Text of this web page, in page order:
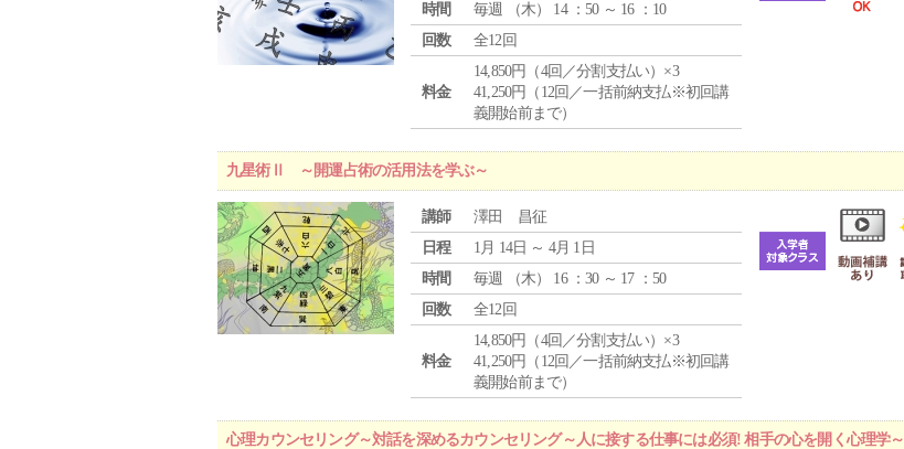
時間
毎週 （木） 14 ：50 ～ 16 ：10
回数
全12回
料金
14,850円（4回／分割支払い）×3
41,250円（12回／一括前納支払※初回講
義開始前まで）
九星術Ⅱ ～開運占術の活用法を学ぶ～
講師
澤田 昌征
日程
1月 14日 ～ 4月 1日
時間
毎週 （木） 16 ：30 ～ 17 ：50
回数
全12回
料金
14,850円（4回／分割支払い）×3
41,250円（12回／一括前納支払※初回講
義開始前まで）
心理カウンセリング～対話を深めるカウンセリング～人に接する仕事には必須! 相手の心を開く心理学～